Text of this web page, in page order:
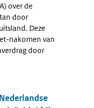
over de
door
Deze
nakomen van
door